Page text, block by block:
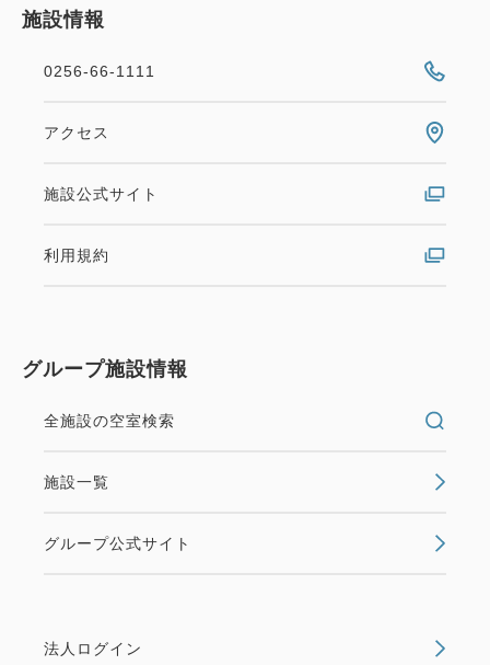
施設情報
0256-66-1111
アクセス
施設公式サイト
利用規約
グループ施設情報
全施設の空室検索
施設一覧
グループ公式サイト
法人ログイン